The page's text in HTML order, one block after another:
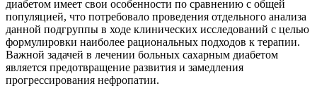
диабетом имеет свои особенности по сравнению с общей
популяцией, что потребовало проведения отдельного анализа
данной подгруппы в ходе клинических исследований с целью
формулировки наиболее рациональных подходов к терапии.
Важной задачей в лечении больных сахарным диабетом
является предотвращение развития и замедления
прогрессирования нефропатии.